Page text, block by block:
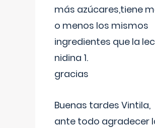
más azúcares,tiene
o menos los mismos
ingredientes que la
nidina 1.
gracias
Buenas tardes Vintila,
ante todo agradecer